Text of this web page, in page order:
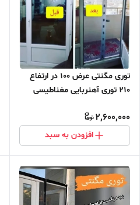
توری مگنتی عرض 100 در ارتفاع
210 توری آهنربایی مغناطیسی
مگنتی پرده توری بالکن توری
مغازه پرده مغازه
2,600,000
افزودن به سبد